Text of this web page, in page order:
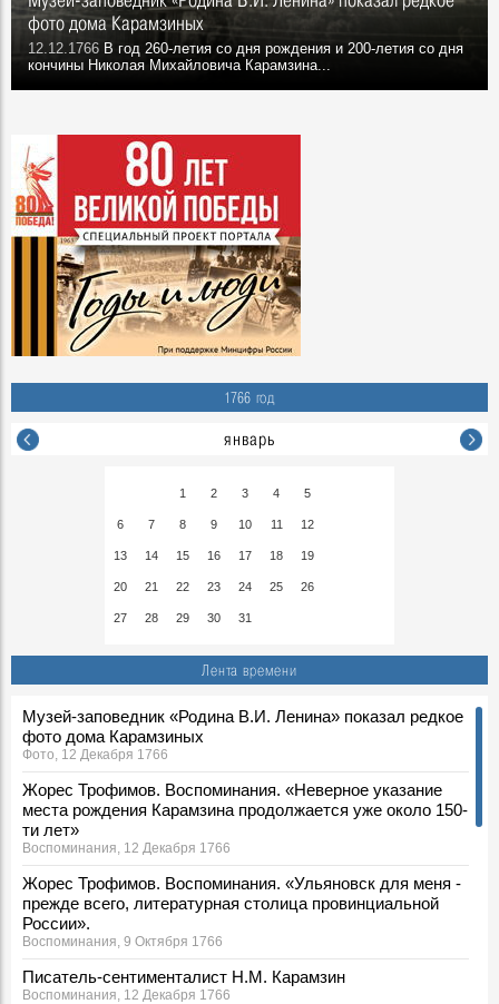
1766 год
январь
1 2 3 4 5
6 7 8 9 10 11 12
13 14 15 16 17 18 19
20 21 22 23 24 25 26
27 28 29 30 31
Лента времени
Музей-заповедник «Родина В.И. Ленина» показал редкое
фото дома Карамзиных
Фото, 12 Декабря 1766
Жорес Трофимов. Воспоминания. «Неверное указание
места рождения Карамзина продолжается уже около 150-
ти лет»
Воспоминания, 12 Декабря 1766
Жорес Трофимов. Воспоминания. «Ульяновск для меня -
прежде всего, литературная столица провинциальной
России».
Воспоминания, 9 Октября 1766
Писатель-сентименталист Н.М. Карамзин
Воспоминания, 12 Декабря 1766
фото дома Карамзиных
12.12.1766 В год 260-летия со дня рождения и 200-летия со дня
кончины Николая Михайловича Карамзина...